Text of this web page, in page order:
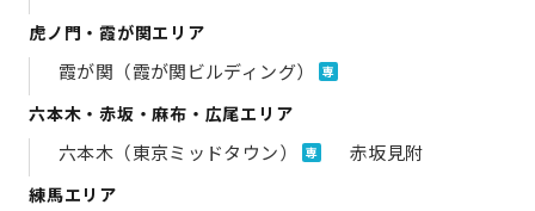
虎ノ門・霞が関エリア
霞が関（霞が関ビルディング） 専
六本木・赤坂・麻布・広尾エリア
六本木（東京ミッドタウン） 専 赤坂見附
練馬エリア